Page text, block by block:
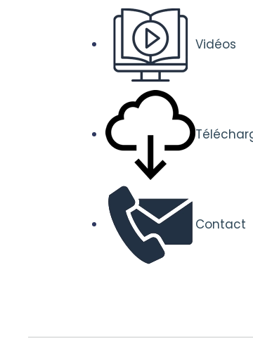
Vidéos
Contact